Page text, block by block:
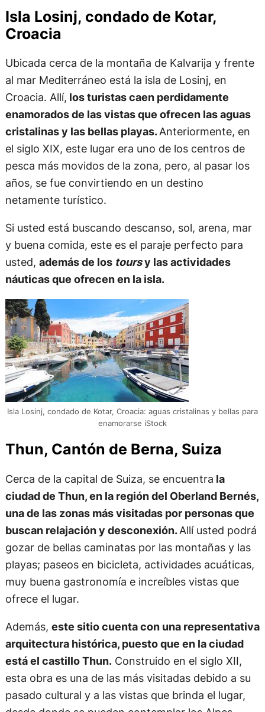
Isla Losinj, condado de Kotar,
Croacia
Ubicada cerca de la montaña de Kalvarija y frente
al mar Mediterráneo está la isla de Losinj, en
Croacia. Allí, los turistas caen perdidamente
enamorados de las vistas que ofrecen las aguas
cristalinas y las bellas playas.Anteriormente, en
el siglo XIX, este lugar era uno de los centros de
pesca más movidos de la zona, pero, al pasar los
años, se fue convirtiendo en un destino
netamente turístico.
Si usted está buscando descanso, sol, arena, mar
y buena comida, este es el paraje perfecto para
usted, además de los toursy las actividades
náuticas que ofrecen en la isla.
Isla Losinj, condado de Kotar, Croacia: aguas cristalinas y bellas para
enamorarse iStock
Thun, Cantón de Berna, Suiza
Cerca de la capital de Suiza, se encuentra la
ciudad de Thun, en la región del Oberland Bernés,
una de las zonas más visitadas por personas que
buscan relajación y desconexión.Allí usted podrá
gozar de bellas caminatas por las montañas y las
playas; paseos en bicicleta, actividades acuáticas,
muy buena gastronomía e increíbles vistas que
ofrece el lugar.
Además, este sitio cuenta con una representativa
arquitectura histórica, puesto que en la ciudad
está el castillo Thun.Construido en el siglo XII,
esta obra es una de las más visitadas debido a su
pasado cultural y a las vistas que brinda el lugar,